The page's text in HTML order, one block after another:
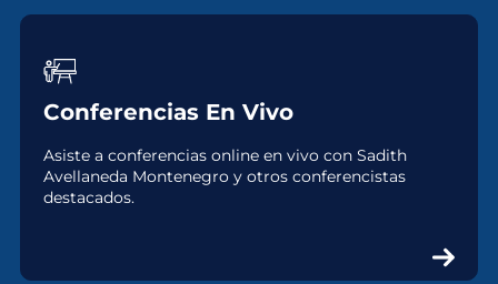
Conferencias En Vivo
Asiste a conferencias online en vivo con Sadith
Avellaneda Montenegro y otros conferencistas
destacados.